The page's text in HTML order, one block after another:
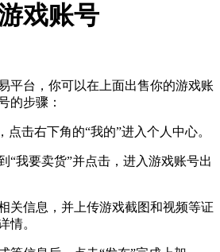
戏账号
平台，你可以在上面出售你的游戏账
的步骤：
点击右下角的“我的”进入个人中心。
“我要卖货”并点击，进入游戏账号出
关信息，并上传游戏截图和视频等证
情。